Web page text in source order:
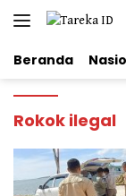
Langsung
Beranda
Rokok ilegal